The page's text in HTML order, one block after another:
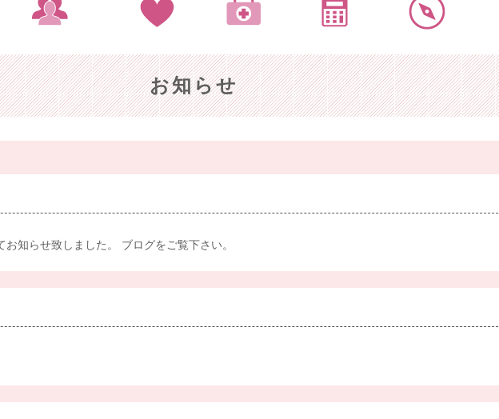
お知らせ
知らせ致しました。 ブログをご覧下さい。